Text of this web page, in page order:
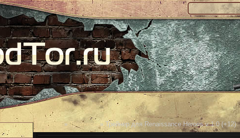
Главная» Трейнеры» Трейнер для Renaissance Heroes v 1.0 (+12)